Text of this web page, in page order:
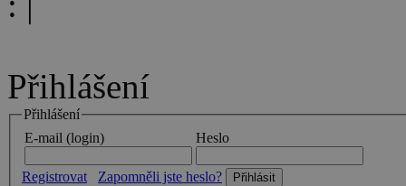
Přihlášení
Přihlášení
E-mail (login)
Heslo
Registrovat
Zapomněli jste heslo?